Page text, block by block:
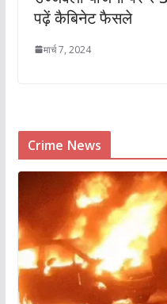
पढ़ें कैब‍िनेट फैसले
मार्च 7, 2024
Crime News